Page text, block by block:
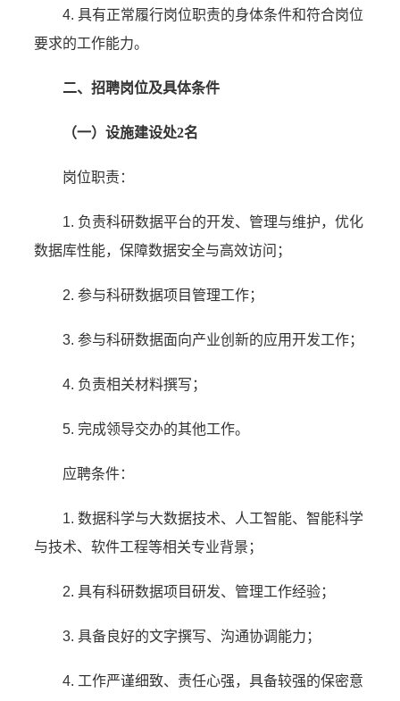
4. 具有正常履行岗位职责的身体条件和符合岗位
要求的工作能力。
二、招聘岗位及具体条件
（一）设施建设处2名
岗位职责：
1. 负责科研数据平台的开发、管理与维护，优化
数据库性能，保障数据安全与高效访问；
2. 参与科研数据项目管理工作；
3. 参与科研数据面向产业创新的应用开发工作；
4. 负责相关材料撰写；
5. 完成领导交办的其他工作。
应聘条件：
1. 数据科学与大数据技术、人工智能、智能科学
与技术、软件工程等相关专业背景；
2. 具有科研数据项目研发、管理工作经验；
3. 具备良好的文字撰写、沟通协调能力；
4. 工作严谨细致、责任心强，具备较强的保密意